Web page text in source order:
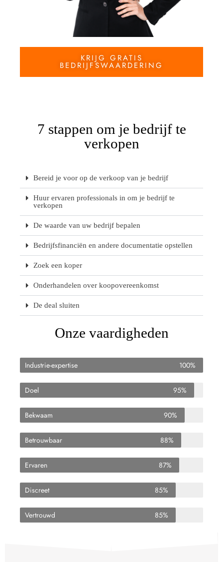
KRIJG GRATIS
BEDRIJFSWAARDERING
7 stappen om je bedrijf te
verkopen
Bereid je voor op de verkoop van je bedrijf
Huur ervaren professionals in om je bedrijf te
verkopen
De waarde van uw bedrijf bepalen
Bedrijfsfinanciën en andere documentatie opstellen
Zoek een koper
Onderhandelen over koopovereenkomst
De deal sluiten
Onze vaardigheden
Industrie-expertise 100%
Doel 95%
Bekwaam 90%
Betrouwbaar 88%
Ervaren 87%
Discreet 85%
Vertrouwd 85%